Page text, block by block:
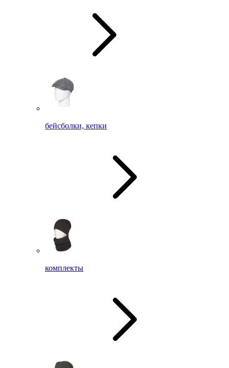
бейсболки, кепки
комплекты